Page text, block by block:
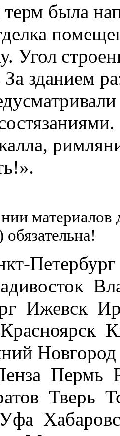
была
Угол
зданием
материалов
обязательна!
Ижевск
Пермь
Тверь